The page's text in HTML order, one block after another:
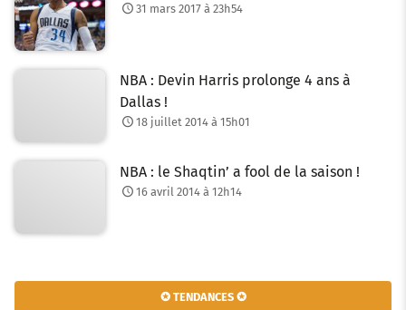
31 mars 2017 à 23h54
NBA : Devin Harris prolonge 4 ans à
Dallas !
18 juillet 2014 à 15h01
NBA : le Shaqtin’ a fool de la saison !
16 avril 2014 à 12h14
✪ TENDANCES ✪